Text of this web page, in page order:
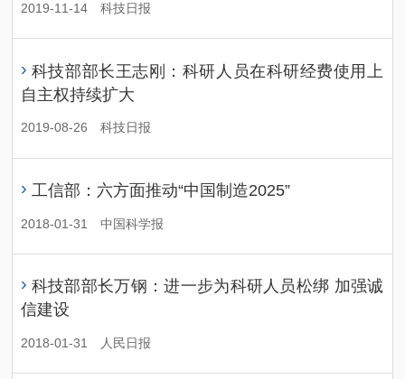
2019-11-14 科技日报
› 科技部部长王志刚：科研人员在科研经费使用上
自主权持续扩大
2019-08-26 科技日报
› 工信部：六方面推动“中国制造2025”
2018-01-31 中国科学报
› 科技部部长万钢：进一步为科研人员松绑 加强诚
信建设
2018-01-31 人民日报